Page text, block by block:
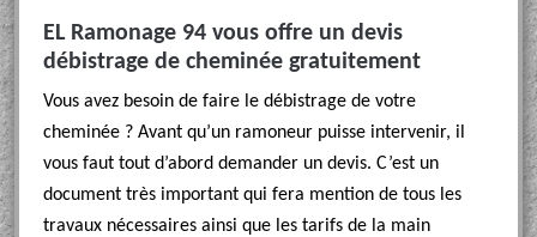
EL Ramonage 94 vous offre un devis
débistrage de cheminée gratuitement
Vous avez besoin de faire le débistrage de votre
cheminée ? Avant qu’un ramoneur puisse intervenir, il
vous faut tout d’abord demander un devis. C’est un
document très important qui fera mention de tous les
travaux nécessaires ainsi que les tarifs de la main